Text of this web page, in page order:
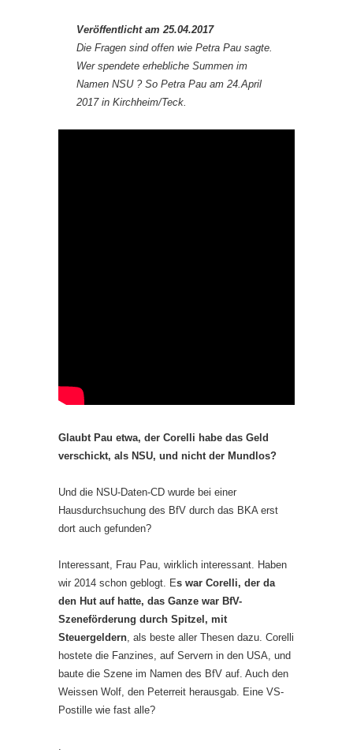
Veröffentlicht am 25.04.2017
Die Fragen sind offen wie Petra Pau sagte.
Wer spendete erhebliche Summen im
Namen NSU ? So Petra Pau am 24.April
2017 in Kirchheim/Teck.
Glaubt Pau etwa, der Corelli habe das Geld
verschickt, als NSU, und nicht der Mundlos?
Und die NSU-Daten-CD wurde bei einer
Hausdurchsuchung des BfV durch das BKA erst
dort auch gefunden?
Interessant, Frau Pau, wirklich interessant. Haben
wir 2014 schon geblogt. Es war Corelli, der da
den Hut auf hatte, das Ganze war BfV-
Szeneförderung durch Spitzel, mit
Steuergeldern , als beste aller Thesen dazu. Corelli
hostete die Fanzines, auf Servern in den USA, und
baute die Szene im Namen des BfV auf. Auch den
Weissen Wolf, den Peterreit herausgab. Eine VS-
Postille wie fast alle?